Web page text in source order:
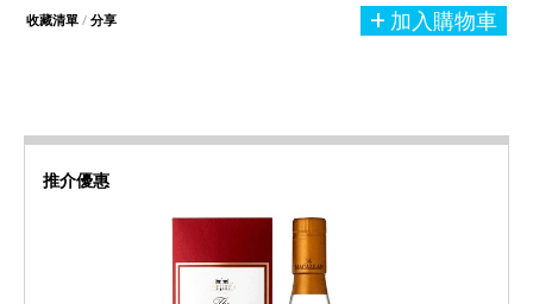
加入購物車
收藏清單 / 分享
推介優惠